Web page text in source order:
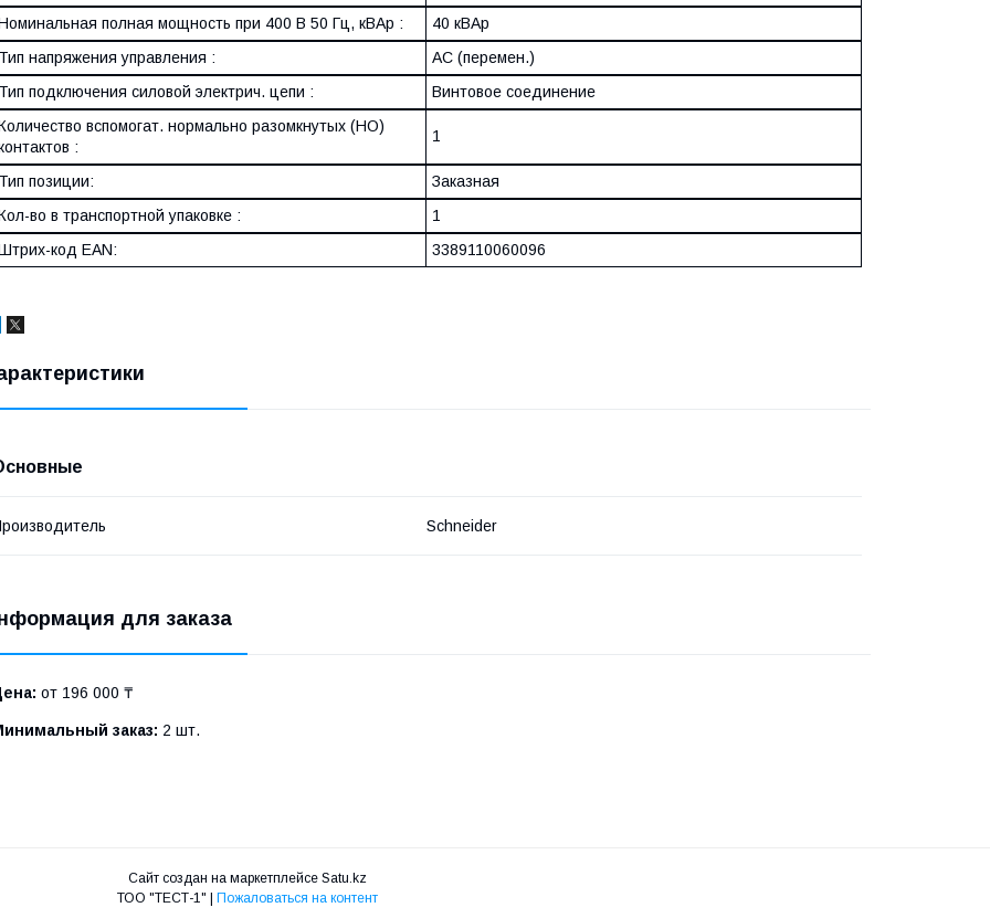
полная мощность при 400 В 50 Гц, кВАр :
40 кВАр
напряжения управления :
AC (перемен.)
подключения силовой электрич. цепи :
Винтовое соединение
вспомогат. нормально разомкнутых (НО)
:
1
позиции:
Заказная
во в транспортной упаковке :
1
код EAN:
3389110060096
Schneider
для заказа
от 196 000 ₸
заказ: 2 шт.
Сайт создан на маркетплейсе Satu.kz
Пожаловаться на контент